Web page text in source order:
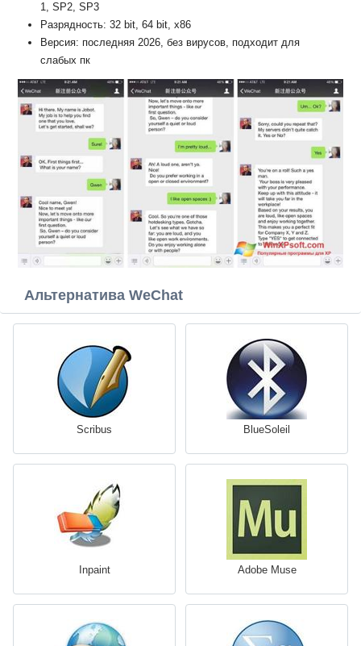
1, SP2, SP3
Разрядность: 32 bit, 64 bit, x86
Версия: последняя 2026, без вирусов, подходит для
слабых пк
Альтернатива WeChat
Scribus BlueSoleil
Inpaint Adobe Muse